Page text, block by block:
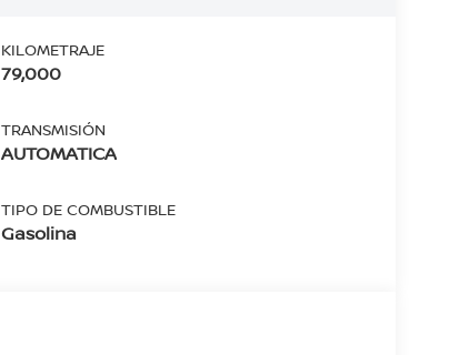
KILOMETRAJE
79,000
TRANSMISIÓN
AUTOMATICA
TIPO DE COMBUSTIBLE
Gasolina